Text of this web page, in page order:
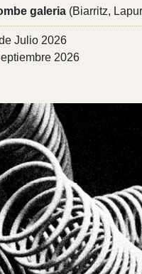
galeria (Biarritz,
Julio 2026
2026